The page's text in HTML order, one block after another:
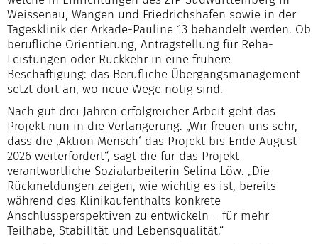
Weissenau, Wangen und Friedrichshafen sowie in der
Tagesklinik der Arkade-Pauline 13 behandelt werden. Ob
berufliche Orientierung, Antragstellung für Reha-
Leistungen oder Rückkehr in eine frühere
Beschäftigung: das Berufliche Übergangsmanagement
setzt dort an, wo neue Wege nötig sind.
Nach gut drei Jahren erfolgreicher Arbeit geht das
Projekt nun in die Verlängerung. „Wir freuen uns sehr,
dass die ‚Aktion Mensch‘ das Projekt bis Ende August
2026 weiterfördert“, sagt die für das Projekt
verantwortliche Sozialarbeiterin Selina Löw. „Die
Rückmeldungen zeigen, wie wichtig es ist, bereits
während des Klinikaufenthalts konkrete
Anschlussperspektiven zu entwickeln – für mehr
Teilhabe, Stabilität und Lebensqualität.“